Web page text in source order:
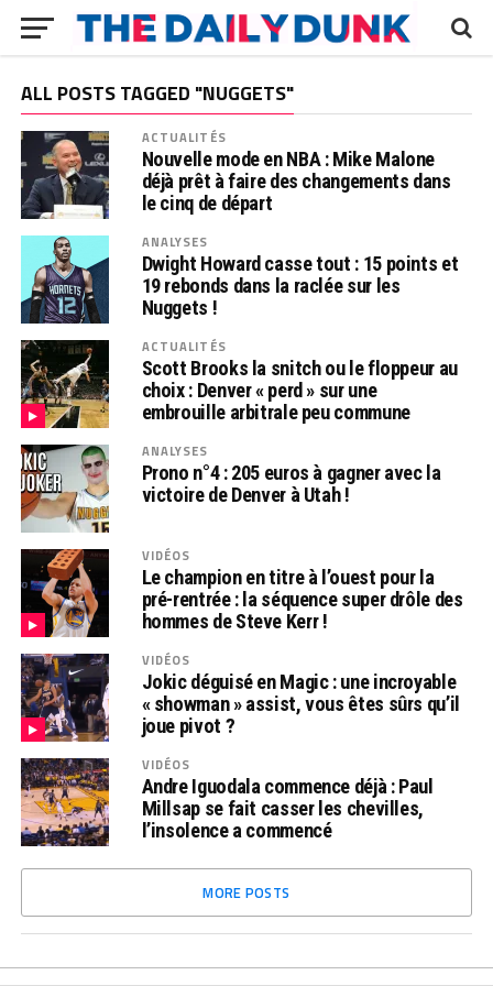
ALL POSTS TAGGED "NUGGETS"
ACTUALITÉS
Nouvelle mode en NBA : Mike Malone
déjà prêt à faire des changements dans
le cinq de départ
ANALYSES
Dwight Howard casse tout : 15 points et
19 rebonds dans la raclée sur les
Nuggets !
ACTUALITÉS
Scott Brooks la snitch ou le floppeur au
choix : Denver « perd » sur une
embrouille arbitrale peu commune
ANALYSES
Prono n°4 : 205 euros à gagner avec la
victoire de Denver à Utah !
VIDÉOS
Le champion en titre à l’ouest pour la
pré-rentrée : la séquence super drôle des
hommes de Steve Kerr !
VIDÉOS
Jokic déguisé en Magic : une incroyable
« showman » assist, vous êtes sûrs qu’il
joue pivot ?
VIDÉOS
Andre Iguodala commence déjà : Paul
Millsap se fait casser les chevilles,
l’insolence a commencé
MORE POSTS